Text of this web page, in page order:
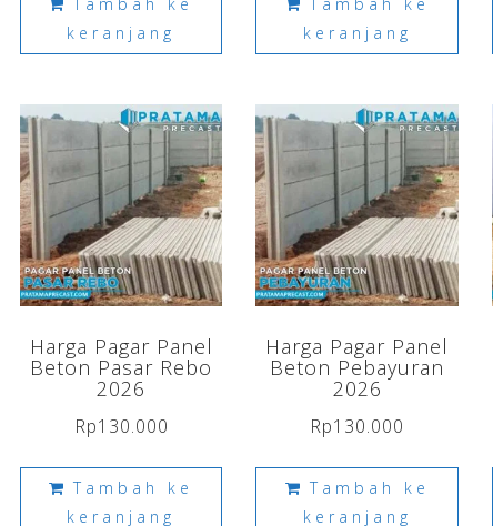
keranjang
keranjang
Harga Pagar Panel
Beton Pasar Rebo
2026
Rp130.000
Tambah ke
keranjang
Harga Pagar Panel
Beton Pebayuran
2026
Rp130.000
Tambah ke
keranjang